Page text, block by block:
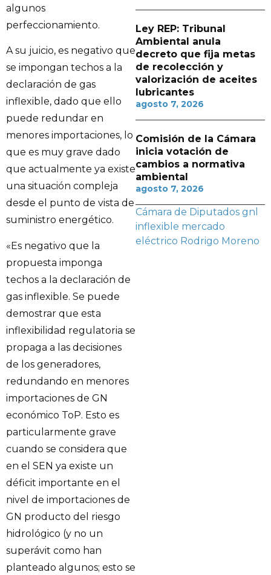
algunos
perfeccionamiento.
A su juicio, es negativo que
se impongan techos a la
declaración de gas
inflexible, dado que ello
puede redundar en
menores importaciones, lo
que es muy grave dado
que actualmente ya existe
una situación compleja
desde el punto de vista de
suministro energético.
«Es negativo que la
propuesta imponga
techos a la declaración de
gas inflexible. Se puede
demostrar que esta
inflexibilidad regulatoria se
propaga a las decisiones
de los generadores,
redundando en menores
importaciones de GN
económico ToP. Esto es
particularmente grave
cuando se considera que
en el SEN ya existe un
déficit importante en el
nivel de importaciones de
GN producto del riesgo
hidrológico (y no un
superávit como han
planteado algunos; esto se
Ley REP: Tribunal
Ambiental anula
decreto que fija metas
de recolección y
valorización de aceites
lubricantes
agosto 7, 2026
Comisión de la Cámara
inicia votación de
cambios a normativa
ambiental
agosto 7, 2026
Cámara de Diputados gnl
inflexible mercado
eléctrico Rodrigo Moreno